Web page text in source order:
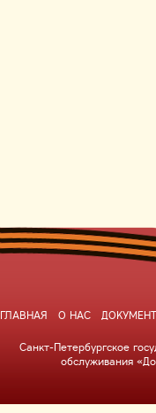
ГЛАВНАЯ О НАС
Санкт-Петербургское
обслуживания